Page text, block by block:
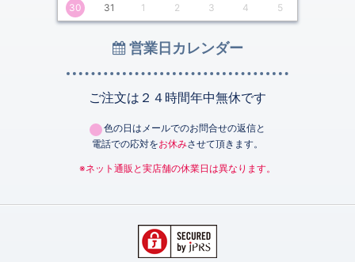
30 31 1 2 3 4 5
営業日カレンダー
ご注文は２４時間年中無休です
色の日はメールでのお問合せの返信と
電話での応対をお休みさせて頂きます。
※ネット通販と実店舗の休業日は異なります。